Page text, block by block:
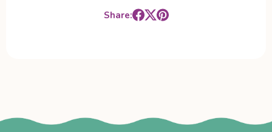
Share: